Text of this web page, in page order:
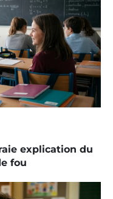
explication du
fou